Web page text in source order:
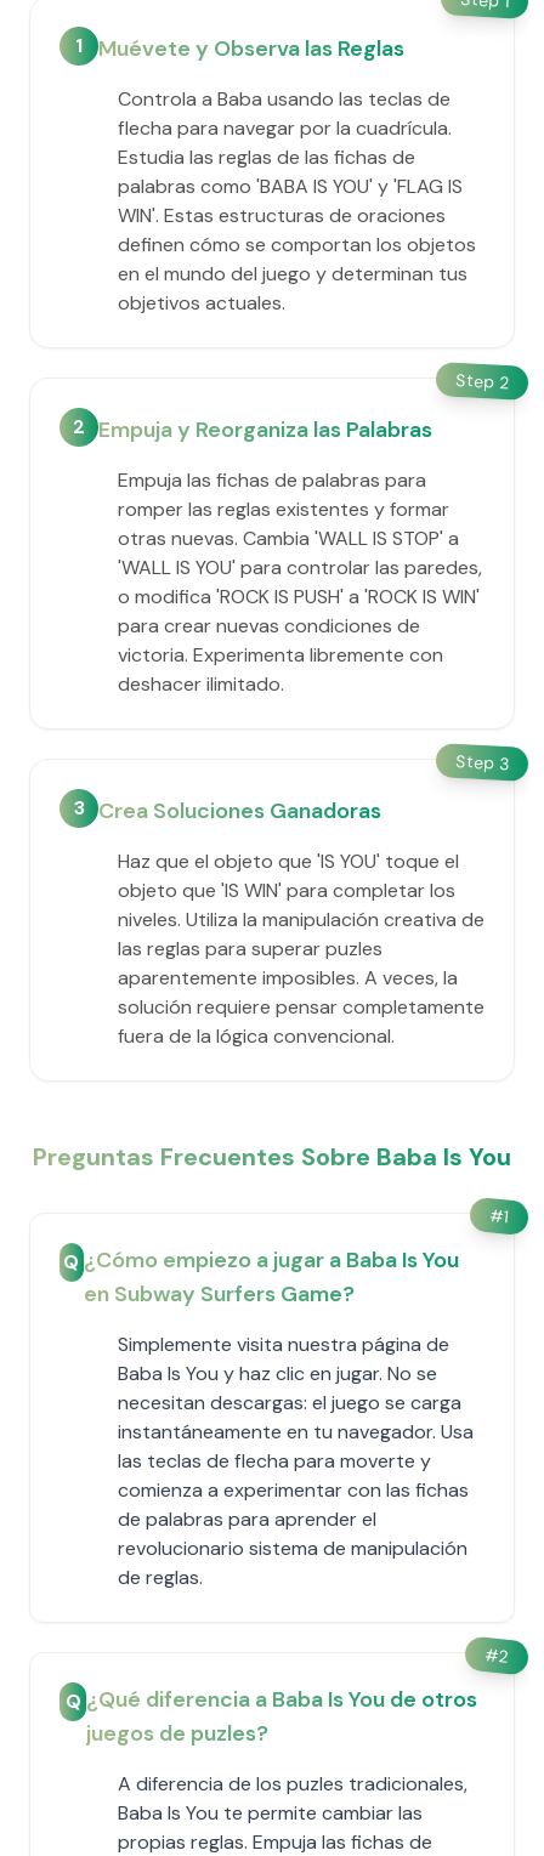
1 Muévete y Observa las Reglas
Controla a Baba usando las teclas de
flecha para navegar por la cuadrícula.
Estudia las reglas de las fichas de
palabras como 'BABA IS YOU' y 'FLAG IS
WIN'. Estas estructuras de oraciones
definen cómo se comportan los objetos
en el mundo del juego y determinan tus
objetivos actuales.
Step 2
2 Empuja y Reorganiza las Palabras
Empuja las fichas de palabras para
romper las reglas existentes y formar
otras nuevas. Cambia 'WALL IS STOP' a
'WALL IS YOU' para controlar las paredes,
o modifica 'ROCK IS PUSH' a 'ROCK IS WIN'
para crear nuevas condiciones de
victoria. Experimenta libremente con
deshacer ilimitado.
Step 3
3 Crea Soluciones Ganadoras
Haz que el objeto que 'IS YOU' toque el
objeto que 'IS WIN' para completar los
niveles. Utiliza la manipulación creativa de
las reglas para superar puzles
aparentemente imposibles. A veces, la
solución requiere pensar completamente
fuera de la lógica convencional.
Preguntas Frecuentes Sobre Baba Is You
#1
Q ¿Cómo empiezo a jugar a Baba Is You
en Subway Surfers Game?
Simplemente visita nuestra página de
Baba Is You y haz clic en jugar. No se
necesitan descargas: el juego se carga
instantáneamente en tu navegador. Usa
las teclas de flecha para moverte y
comienza a experimentar con las fichas
de palabras para aprender el
revolucionario sistema de manipulación
de reglas.
#2
Q ¿Qué diferencia a Baba Is You de otros
juegos de puzles?
A diferencia de los puzles tradicionales,
Baba Is You te permite cambiar las
propias reglas. Empuja las fichas de